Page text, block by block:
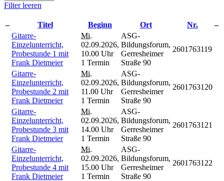
Filter leeren
– Titel Beginn Ort Nr.
–
Gitarre-
Einzelunterricht,
Probestunde 1 mit
Frank Dietmeier
Mi.
02.09.2026,
10.00 Uhr
1 Termin
ASG-
Bildungsforum,
Gerresheimer
Straße 90
2601763119
Gitarre-
Einzelunterricht,
Probestunde 2 mit
Frank Dietmeier
Mi.
02.09.2026,
11.00 Uhr
1 Termin
ASG-
Bildungsforum,
Gerresheimer
Straße 90
2601763120
Gitarre-
Einzelunterricht,
Probestunde 3 mit
Frank Dietmeier
Mi.
02.09.2026,
14.00 Uhr
1 Termin
ASG-
Bildungsforum,
Gerresheimer
Straße 90
2601763121
Gitarre-
Einzelunterricht,
Probestunde 4 mit
Frank Dietmeier
Mi.
02.09.2026,
15.00 Uhr
1 Termin
ASG-
Bildungsforum,
Gerresheimer
Straße 90
2601763122